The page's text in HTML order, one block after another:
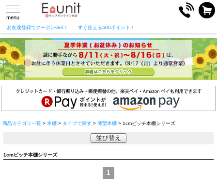
toggle
navigation
menu
お友達登録でクーポンGet！ すぐ使える500ポイント！
商品カテゴリ一覧 > 本棚 > タイプで探す > 薄型本棚 > 1cmピッチ本棚シリーズ
並び替え
1cmピッチ本棚シリーズ
1